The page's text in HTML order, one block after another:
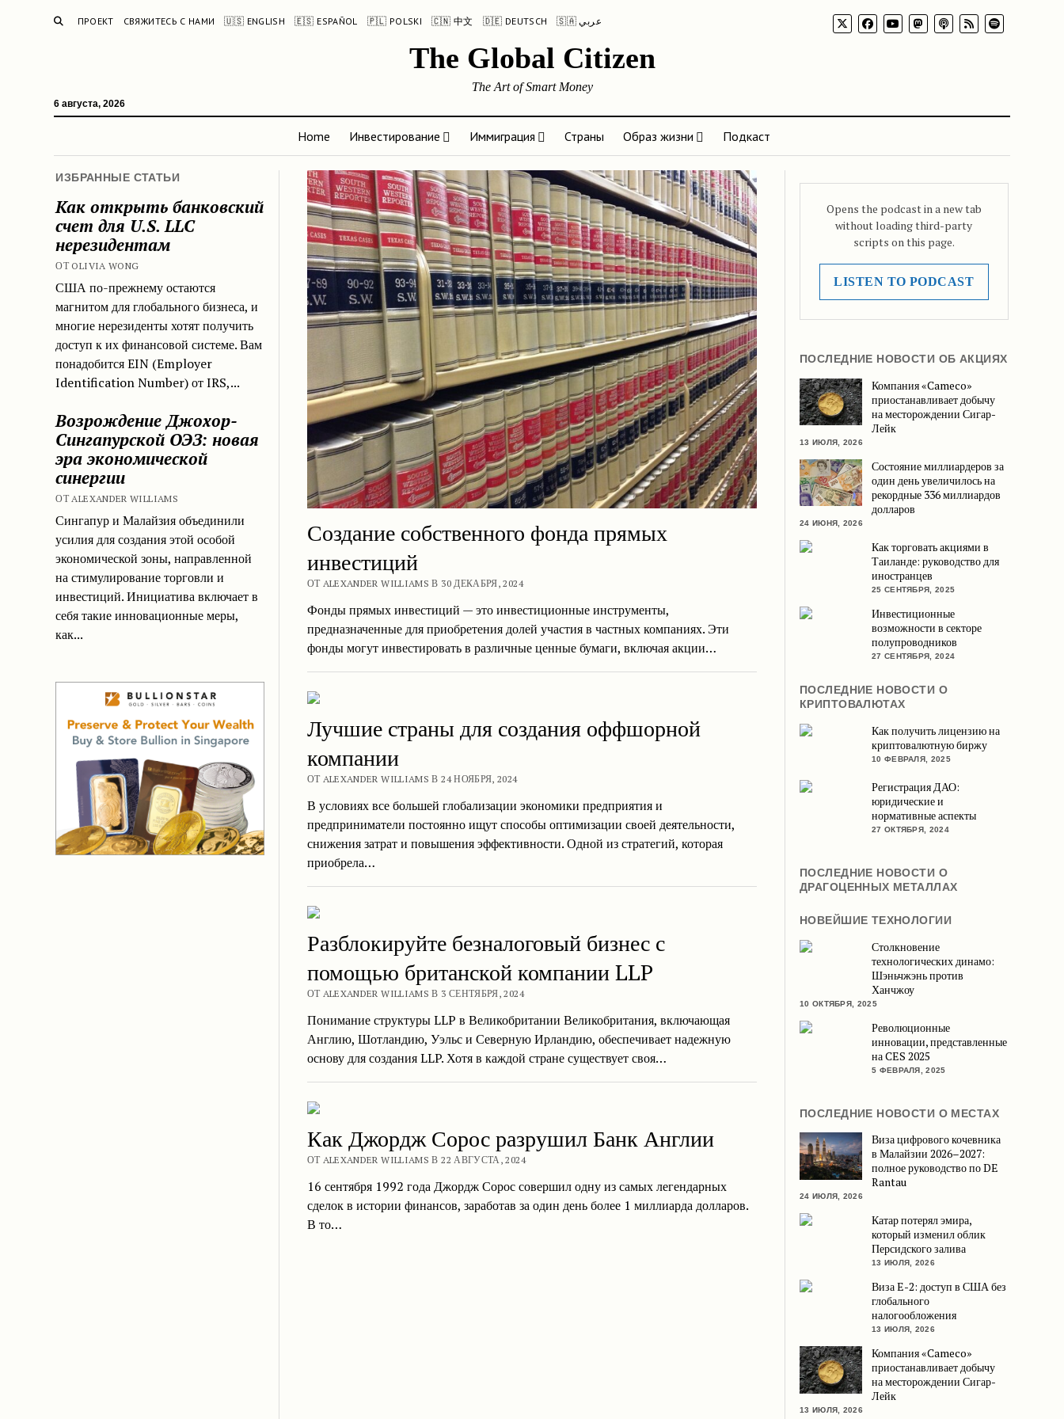
ПОИСК
ПРОЕКТ СВЯЖИТЕСЬ С НАМИ 🇺🇸 ENGLISH 🇪🇸 ESPAÑOL 🇵🇱 POLSKI 🇨🇳 中文 🇩🇪 DEUTSCH 🇸🇦 عربي
The Global Citizen
6 августа, 2026
The Art of Smart Money
Home Инвестирование Иммиграция Страны Образ жизни Подкаст
ИЗБРАННЫЕ СТАТЬИ
Как открыть банковский
счет для U.S. LLC
нерезидентам
ОТ OLIVIA WONG
США по-прежнему остаются
магнитом для глобального бизнеса, и
многие нерезиденты хотят получить
доступ к их финансовой системе. Вам
понадобится EIN (Employer
Identification Number) от IRS,...
Возрождение Джохор-
Сингапурской ОЭЗ: новая
эра экономической
синергии
ОТ ALEXANDER WILLIAMS
Сингапур и Малайзия объединили
усилия для создания этой особой
экономической зоны, направленной
на стимулирование торговли и
инвестиций. Инициатива включает в
себя такие инновационные меры,
как...
Создание собственного фонда прямых
инвестиций
ОТ ALEXANDER WILLIAMS В 30 ДЕКАБРЯ, 2024
Фонды прямых инвестиций — это инвестиционные инструменты,
предназначенные для приобретения долей участия в частных компаниях. Эти
фонды могут инвестировать в различные ценные бумаги, включая акции…
Лучшие страны для создания оффшорной
компании
ОТ ALEXANDER WILLIAMS В 24 НОЯБРЯ, 2024
В условиях все большей глобализации экономики предприятия и
предприниматели постоянно ищут способы оптимизации своей деятельности,
снижения затрат и повышения эффективности. Одной из стратегий, которая
приобрела…
Разблокируйте безналоговый бизнес с
помощью британской компании LLP
ОТ ALEXANDER WILLIAMS В 3 СЕНТЯБРЯ, 2024
Понимание структуры LLP в Великобритании Великобритания, включающая
Англию, Шотландию, Уэльс и Северную Ирландию, обеспечивает надежную
основу для создания LLP. Хотя в каждой стране существует своя…
Как Джордж Сорос разрушил Банк Англии
ОТ ALEXANDER WILLIAMS В 22 АВГУСТА, 2024
16 сентября 1992 года Джордж Сорос совершил одну из самых легендарных
сделок в истории финансов, заработав за один день более 1 миллиарда долларов.
В то…
Opens the podcast in a new tab
without loading third-party
scripts on this page.
LISTEN TO PODCAST
ПОСЛЕДНИЕ НОВОСТИ ОБ АКЦИЯХ
Компания «Cameco»
приостанавливает добычу
на месторождении Сигар-
Лейк
13 ИЮЛЯ, 2026
Состояние миллиардеров за
один день увеличилось на
рекордные 336 миллиардов
долларов
24 ИЮНЯ, 2026
Как торговать акциями в
Таиланде: руководство для
иностранцев
25 СЕНТЯБРЯ, 2025
Инвестиционные
возможности в секторе
полупроводников
27 СЕНТЯБРЯ, 2024
ПОСЛЕДНИЕ НОВОСТИ О
КРИПТОВАЛЮТАХ
Как получить лицензию на
криптовалютную биржу
10 ФЕВРАЛЯ, 2025
Регистрация ДАО:
юридические и
нормативные аспекты
27 ОКТЯБРЯ, 2024
ПОСЛЕДНИЕ НОВОСТИ О
ДРАГОЦЕННЫХ МЕТАЛЛАХ
НОВЕЙШИЕ ТЕХНОЛОГИИ
Столкновение
технологических динамо:
Шэньчжэнь против
Ханчжоу
10 ОКТЯБРЯ, 2025
Революционные
инновации, представленные
на CES 2025
5 ФЕВРАЛЯ, 2025
ПОСЛЕДНИЕ НОВОСТИ О МЕСТАХ
Виза цифрового кочевника
в Малайзии 2026–2027:
полное руководство по DE
Rantau
24 ИЮЛЯ, 2026
Катар потерял эмира,
который изменил облик
Персидского залива
13 ИЮЛЯ, 2026
Виза E-2: доступ в США без
глобального
налогообложения
13 ИЮЛЯ, 2026
Компания «Cameco»
приостанавливает добычу
на месторождении Сигар-
Лейк
13 ИЮЛЯ, 2026